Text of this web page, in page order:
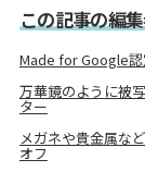
この記事の編
Made for Google
万華鏡のように被
ター
メガネや貴金属な
オフ